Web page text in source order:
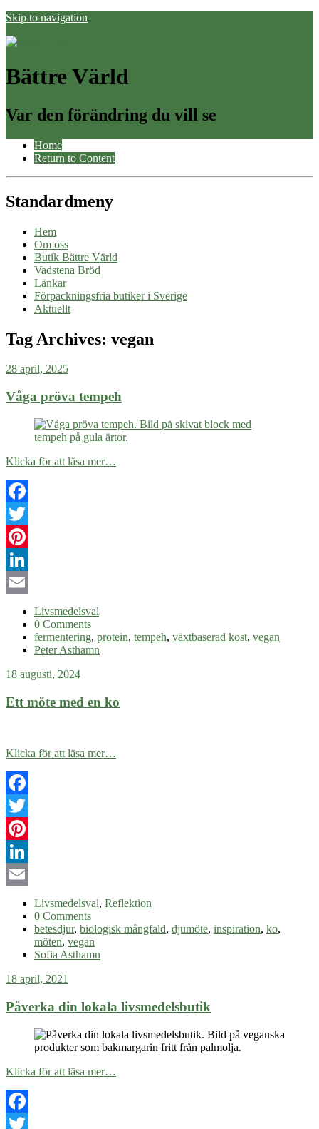
Skip to navigation
Bättre Värld
Var den förändring du vill se
Home
Return to Content
Standardmeny
Hem
Om oss
Butik Bättre Värld
Vadstena Bröd
Länkar
Förpackningsfria butiker i Sverige
Aktuellt
Tag Archives: vegan
28 april, 2025
Våga pröva tempeh
Klicka för att läsa mer…
Facebook
Twitter
Pinterest
LinkedIn
Livsmedelsval
0 Comments
fermentering, protein, tempeh, växtbaserad kost, vegan
Peter Asthamn
18 augusti, 2024
Ett möte med en ko
Klicka för att läsa mer…
Facebook
Twitter
Pinterest
LinkedIn
Livsmedelsval, Reflektion
0 Comments
betesdjur, biologisk mångfald, djumöte, inspiration, ko,
möten, vegan
Sofia Asthamn
18 april, 2021
Påverka din lokala livsmedelsbutik
Klicka för att läsa mer…
Facebook